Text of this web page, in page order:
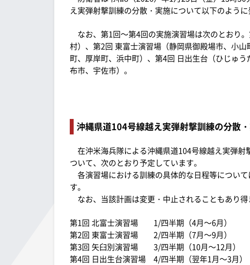
え実弾射撃訓練の分散・実施について以下のように
なお、第1回～第4回の実施演習場は次のとおり
村）、第2回 東富士演習場（静岡県御殿場市、小
町、厚岸町、浜中町）、第4回 日出生台（ひじゅ
布市、宇佐市）。
沖縄県道104号線越え実弾射撃訓練の分散
在沖米海兵隊による沖縄県道104号線越え実弾
ついて、次のとおり予定しています。
各演習場における訓練の具体的な日程等につい
す。
なお、当該計画は変更・中止されることもあり得
第1回 北富士演習場 1/四半期（4月～6月）
第2回 東富士演習場 2/四半期（7月～9月）
第3回 矢臼別演習場 3/四半期（10月～12月）
第4回 日出生台演習場 4/四半期（翌年1月～3月）